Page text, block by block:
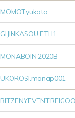
MOMOT.yukata
GIJINKASOU.ETH1
MONABOIN.2020B
UKOROSI.monap001